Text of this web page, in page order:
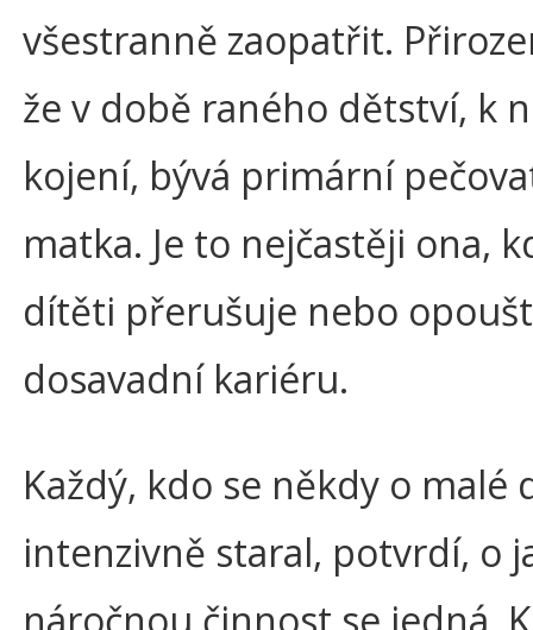
všestranně zaopatřit.
že v době raného dětství, k
kojení, bývá primární
matka. Je to nejčastěji ona,
dítěti přerušuje nebo
dosavadní kariéru.
Každý, kdo se někdy o malé
intenzivně staral, potvrdí, o